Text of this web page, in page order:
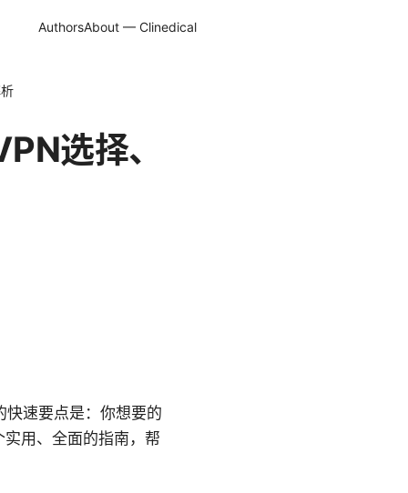
AuthorsAbout — Clinedical
选择、
速要点是：你想要的
用、全面的指南，帮